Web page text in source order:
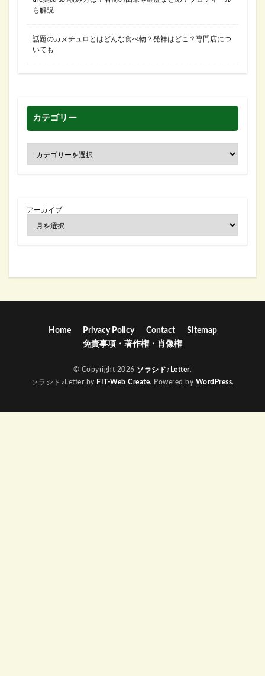
も解説
話題のカヌチュロとはどんな食べ物？発祥はどこ？専門店につ
いても
カテゴリー
アーカイブ
Home Privacy Policy Contact
Sitemap
免責事項・著作権・肖像権
© Copyright 2026 ソラシド♪Letter.
ソラシド♪Letter by FIT-Web Create. Powered by WordPress.